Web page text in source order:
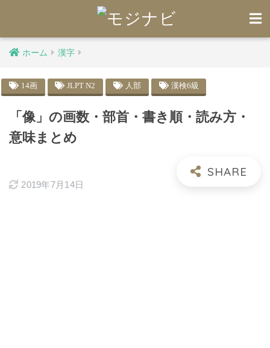
ホーム 漢字
14画 JLPT N2 人部 漢検6級
「像」の画数・部首・書き順・読み方・
意味まとめ
2019年7月14日